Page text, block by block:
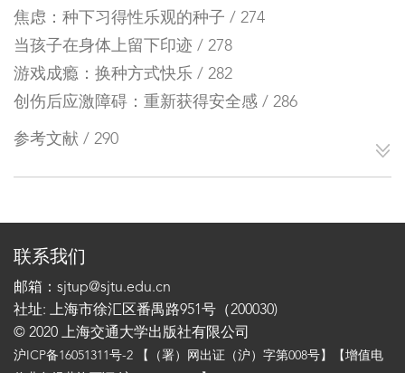
焦虑：种下习得性乐观的种子 / 274
当孩子在身体上留下印迹 / 278
游戏成瘾：换种方式快乐 / 282
创伤后应激障碍：重新获得安全感 / 286
参考文献 / 290
联系我们
邮箱：sjtup@sjtu.edu.cn
社址: 上海市徐汇区番禺路951号（200030)
© 2020 上海交通大学出版社有限公司
沪ICP备16051311号-2 【（署）网出证（沪）字第008号】【增值电